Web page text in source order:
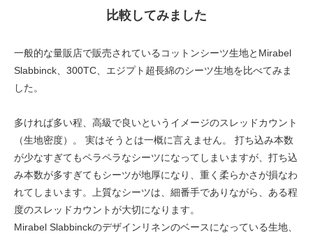
比較してみました
一般的な量販店で販売されているコットンシーツ生地とMirabel
Slabbinck、300TC、エジプト超長綿のシーツ生地を比べてみま
した。
多ければ多い程、高級で良いというイメージのスレッドカウント
（生地密度）。 実はそうとは一概に言えません。 打ち込み本数
が少なすぎてもペラペラなシーツになってしまいますが、打ち込
み本数が多すぎてもシーツが地厚になり、重く柔らかさが損なわ
れてしまいます。上質なシーツは、細番手でありながら、ある程
度のスレッドカウントが大切になります。
Mirabel Slabbinckのデザインリネンのベースになっている生地、